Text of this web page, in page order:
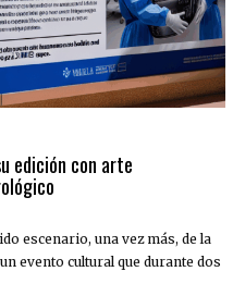
edición con arte
escenario, una vez más, de la
evento cultural que durante dos